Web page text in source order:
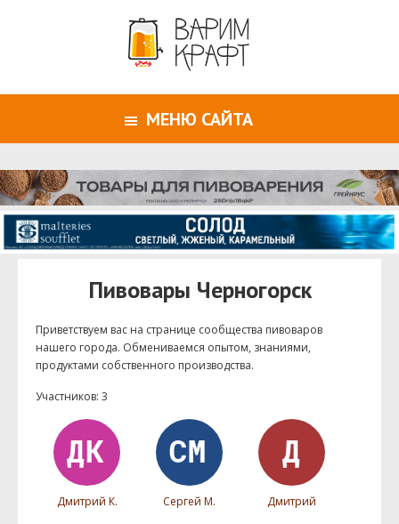
МЕНЮ САЙТА
Пивовары Черногорск
Приветствуем ваc на странице сообщества пивоваров
нашего города. Обмениваемся опытом, знаниями,
продуктами собственного производства.
Участников: 3
Дмитрий К. Сергей М. Дмитрий